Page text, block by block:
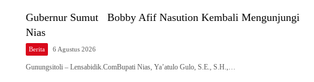
Gubernur Sumut Bobby Afif Nasution Kembali Mengunjungi
Nias
Berita 6 Agustus 2026
Gunungsitoli – Lensabidik.ComBupati Nias, Ya’atulo Gulo, S.E., S.H.,…